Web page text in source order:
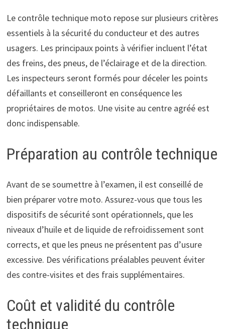
Le contrôle technique moto repose sur plusieurs critères
essentiels à la sécurité du conducteur et des autres
usagers. Les principaux points à vérifier incluent l’état
des freins, des pneus, de l’éclairage et de la direction.
Les inspecteurs seront formés pour déceler les points
défaillants et conseilleront en conséquence les
propriétaires de motos. Une visite au centre agréé est
donc indispensable.
Préparation au contrôle technique
Avant de se soumettre à l’examen, il est conseillé de
bien préparer votre moto. Assurez-vous que tous les
dispositifs de sécurité sont opérationnels, que les
niveaux d’huile et de liquide de refroidissement sont
corrects, et que les pneus ne présentent pas d’usure
excessive. Des vérifications préalables peuvent éviter
des contre-visites et des frais supplémentaires.
Coût et validité du contrôle
technique